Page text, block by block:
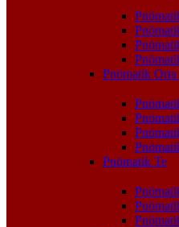
Pnömatik
Pnömatik Te